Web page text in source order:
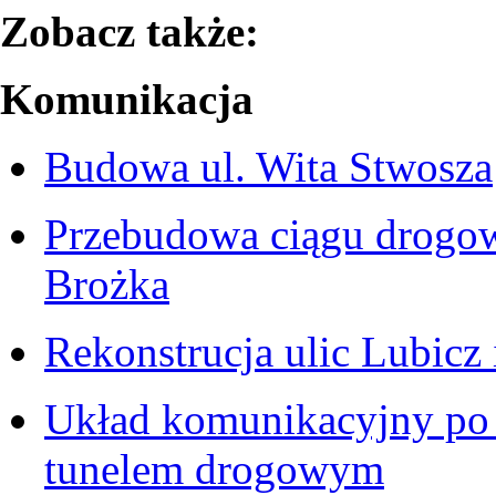
Zobacz także:
Komunikacja
Budowa ul. Wita Stwosza
Przebudowa ciągu
Brożka
Rekonstrucja ulic
Układ komunikacyjny
tunelem drogowym